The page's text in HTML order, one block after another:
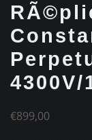
4300V/
€899,00